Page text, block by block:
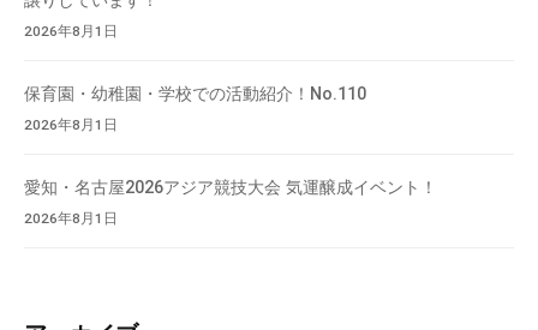
2026年8月1日
保育園・幼稚園・学校での活動紹介！No.110
2026年8月1日
愛知・名古屋2026アジア競技大会 気運醸成イベント！
2026年8月1日